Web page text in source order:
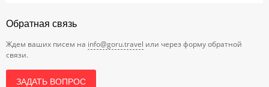
Обратная связь
Ждем ваших писем на info@goru.travel или через форму обратной
связи.
ЗАДАТЬ ВОПРОС